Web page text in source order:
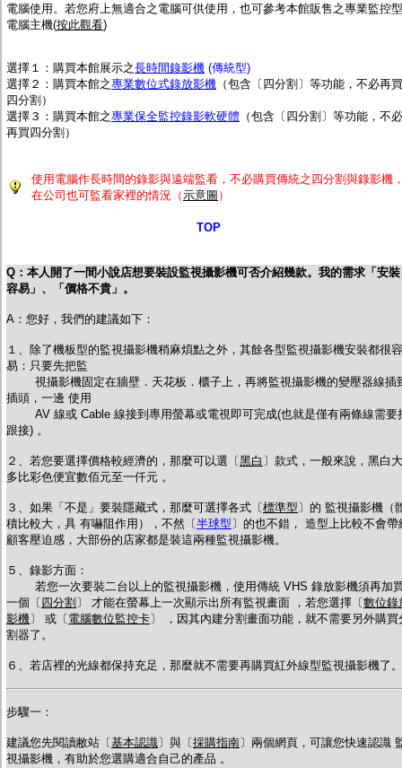
電腦使用。若您府上無適合之電腦可供使用，也可參考本館販售之專業監控型
電腦主機(按此觀看)
選擇１：購買本館展示之長時間錄影機 (傳統型)
選擇２ ：購買本館之專業數位式錄放影機 （包含〔四分割〕等功能，不必再買
四分割）
選擇３：購買本館之專業保全監控錄影軟硬體 （包含〔四分割〕等功能，不必
再買四分割）
使用電腦作長時間的錄影與遠端監看，不必購買傳統之四分割與錄影機
在公司也可監看家裡的情況（示意圖 ）
TOP
Q：本人開了一間小說店想要裝設監視攝影機可否介紹幾款。我的需求「安裝
容易」、「價格不貴」。
A：您好，我們的建議如下：
１、除了機板型的監視攝影機稍麻煩點之外，其餘各型監視攝影機安裝都很容
易：只要先把監
視攝影機固定在牆壁．天花板．櫃子上，再將監視攝影機的變壓器線插
插頭，一邊 使用
AV 線或 Cable 線接到專用螢幕或電視即可完成(也就是僅有兩條線需要
跟接) 。
２、若您要選擇價格較經濟的，那麼可以選〔黑白 〕款式，一般來說，黑白大
多比彩色便宜數佰元至一仟元 。
３、如果「不是」要裝隱藏式，那麼可選擇各式〔標準型 〕的 監視攝影機（
積比較大，具 有嚇阻作用），不然〔半球型 〕的也不錯， 造型上比較不會帶
顧客壓迫感，大部份的店家都是裝這兩種監視攝影機。
５、錄影方面 ：
若您一次要裝二台以上的監視攝影機，使用傳統 VHS 錄放影機須再加
一個〔 四分割 〕 才能在螢幕上一次顯示出所有監視畫面 ，若您選擇 〔數位錄
影機〕 或 〔 電腦數位監控卡〕 ，因其內建分割畫面功能，就不需要另外購買
割器了。
６、若店裡的光線都保持充足，那麼就不需要再購買紅外線型監視攝影機了。
步驟一：
建議您先閱讀敝站〔基本認識〕與〔採購指南〕兩個網頁，可讓您快速認識
視攝影機，有助於您選購適合自己的產品 。